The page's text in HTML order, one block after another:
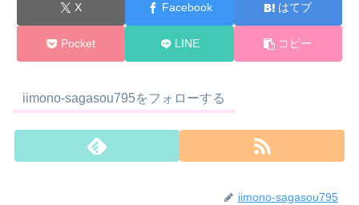
X Facebook はてブ
Pocket LINE コピー
iimono-sagasou795をフォローする
iimono-sagasou795